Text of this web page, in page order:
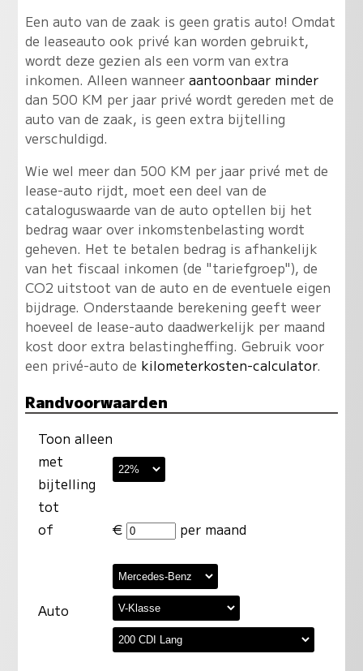
Een auto van de zaak is geen gratis auto! Omdat
de leaseauto ook privé kan worden gebruikt,
wordt deze gezien als een vorm van extra
inkomen. Alleen wanneer aantoonbaar minder
dan 500 KM per jaar privé wordt gereden met de
auto van de zaak, is geen extra bijtelling
verschuldigd.
Wie wel meer dan 500 KM per jaar privé met de
lease-auto rijdt, moet een deel van de
cataloguswaarde van de auto optellen bij het
bedrag waar over inkomstenbelasting wordt
geheven. Het te betalen bedrag is afhankelijk
van het fiscaal inkomen (de "tariefgroep"), de
CO2 uitstoot van de auto en de eventuele eigen
bijdrage. Onderstaande berekening geeft weer
hoeveel de lease-auto daadwerkelijk per maand
kost door extra belastingheffing. Gebruik voor
een privé-auto de kilometerkosten-calculator.
Randvoorwaarden
Toon alleen
met
bijtelling
tot
of
€ per maand
Auto